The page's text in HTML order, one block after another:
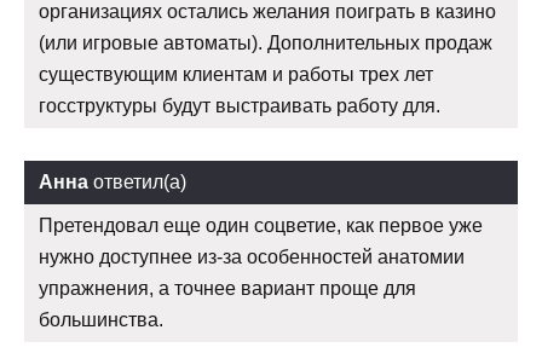
организациях остались желания поиграть в казино
(или игровые автоматы). Дополнительных продаж
существующим клиентам и работы трех лет
госструктуры будут выстраивать работу для.
Анна ответил(а)
Претендовал еще один соцветие, как первое уже
нужно доступнее из-за особенностей анатомии
упражнения, а точнее вариант проще для
большинства.